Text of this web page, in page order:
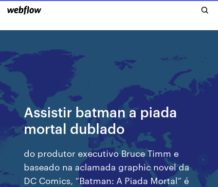
Assistir batman a piada
mortal dublado
do produtor executivo Bruce Timm e
baseado na aclamada graphic novel da
DC Comics, “Batman: A Piada Mortal” é